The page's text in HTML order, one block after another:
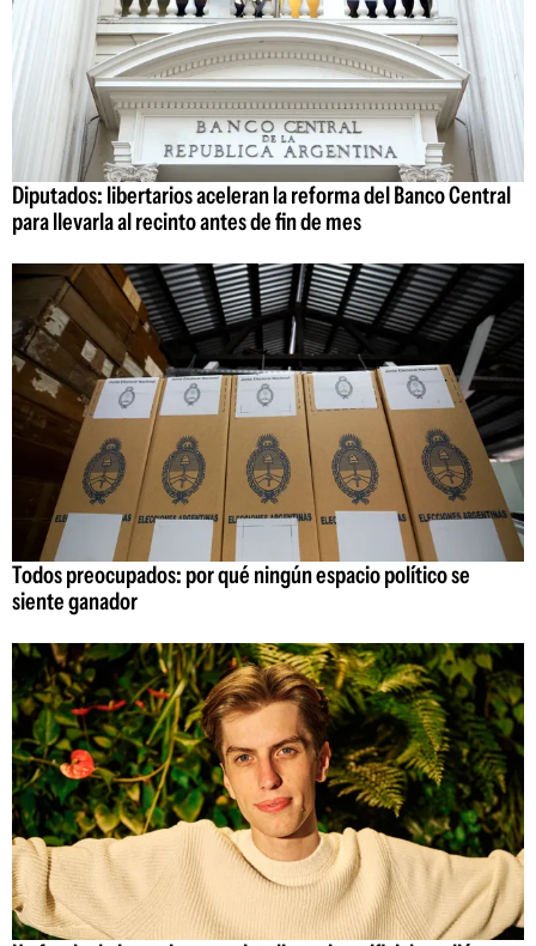
Diputados: libertarios aceleran la reforma del Banco Central
para llevarla al recinto antes de fin de mes
Todos preocupados: por qué ningún espacio político se
siente ganador